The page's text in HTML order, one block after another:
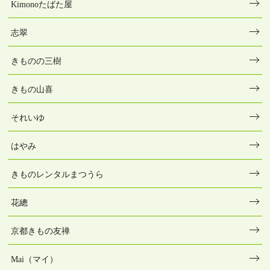
Kimonoたばた屋
志翠
きものの三樹
きもの山喜
それいゆ
はやみ
きものレンタルまつうら
花總
京都きもの友禅
Mai（マイ）